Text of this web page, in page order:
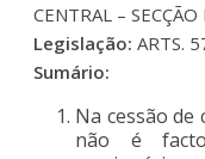
CENTRAL – SECÇÃO
Legislação:ARTS.
Sumário:
Na cessão de
não é